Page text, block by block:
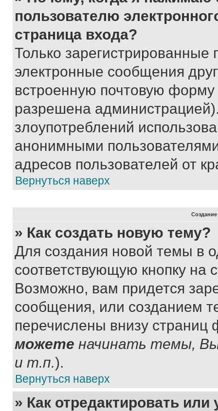
пользователю
страница входа?
Только зарегистрированные
электронные сообщения
встроенную почтовую
разрешена
злоупотреблений
анонимными
адресов пользователей от
Вернуться наверх
» Как создать новую тему?
Для создания новой темы в
соответствующую кнопку
Возможно, вам придется
сообщения, или созданием
перечислены внизу
можете начинать темы,
и т.п.).
Вернуться наверх
» Как отредактировать